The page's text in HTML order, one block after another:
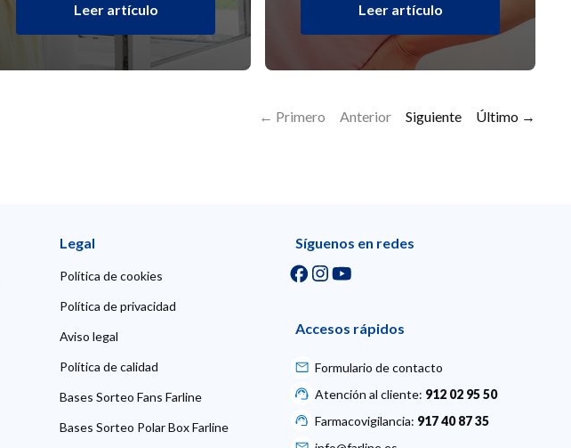
Leer artículo Leer artículo
← Primero Anterior Siguiente Último →
Legal
Política de cookies
Política de privacidad
Aviso legal
Política de calidad
Bases Sorteo Fans Farline
Bases Sorteo Polar Box Farline
Síguenos en redes
Accesos rápidos
Formulario de contacto
Atención al cliente: 912 02 95 50
Farmacovigilancia: 917 40 87 35